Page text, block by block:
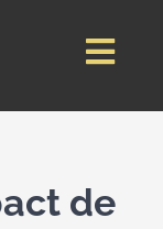
Accueil
À propos
de